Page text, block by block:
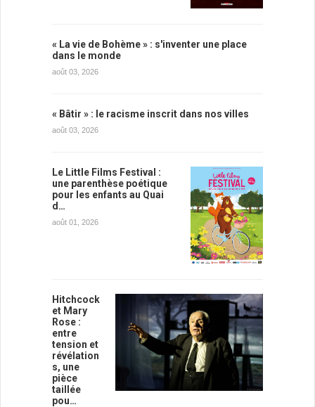
« La vie de Bohème » : s'inventer une place
dans le monde
août 03, 2026
« Bâtir » : le racisme inscrit dans nos villes
août 03, 2026
Le Little Films Festival :
une parenthèse poétique
pour les enfants au Quai
d…
août 01, 2026
Hitchcock
et Mary
Rose :
entre
tension et
révélation
s, une
pièce
taillée
pou…